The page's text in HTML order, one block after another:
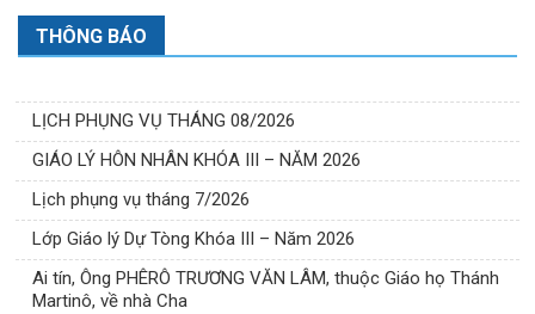
THÔNG BÁO
LỊCH PHỤNG VỤ THÁNG 08/2026
GIÁO LÝ HÔN NHÂN KHÓA III – NĂM 2026
Lịch phụng vụ tháng 7/2026
Lớp Giáo lý Dự Tòng Khóa III – Năm 2026
Ai tín, Ông PHÊRÔ TRƯƠNG VĂN LÂM, thuộc Giáo họ Thánh
Martinô, về nhà Cha